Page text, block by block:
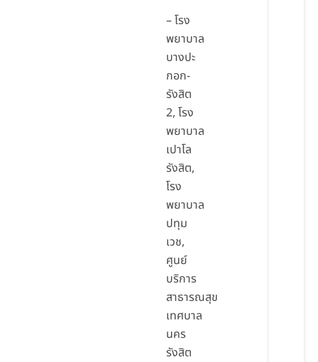
– โรง
พยาบาล
บางปะ
กอก-
รังสิต
2, โรง
พยาบาล
เปาโล
รังสิต,
โรง
พยาบาล
ปทุม
เวช,
ศูนย์
บริการ
สาธารณสุข
เทศบาล
นคร
รังสิต